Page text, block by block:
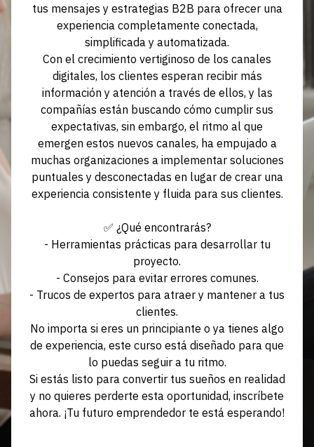
tus mensajes y estrategias B2B para ofrecer una
experiencia completamente conectada,
simplificada y automatizada.
Con el crecimiento vertiginoso de los canales
digitales, los clientes esperan recibir más
información y atención a través de ellos, y las
compañías están buscando cómo cumplir sus
expectativas, sin embargo, el ritmo al que
emergen estos nuevos canales, ha empujado a
muchas organizaciones a implementar soluciones
puntuales y desconectadas en lugar de crear una
experiencia consistente y fluida para sus clientes.
✅ ¿Qué encontrarás?
- Herramientas prácticas para desarrollar tu
proyecto.
- Consejos para evitar errores comunes.
- Trucos de expertos para atraer y mantener a tus
clientes.
No importa si eres un principiante o ya tienes algo
de experiencia, este curso está diseñado para que
lo puedas seguir a tu ritmo.
Si estás listo para convertir tus sueños en realidad
y no quieres perderte esta oportunidad, inscríbete
ahora. ¡Tu futuro emprendedor te está esperando!